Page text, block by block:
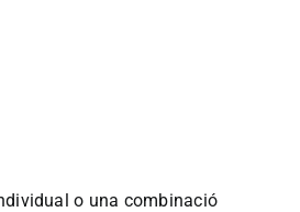
o una combinació